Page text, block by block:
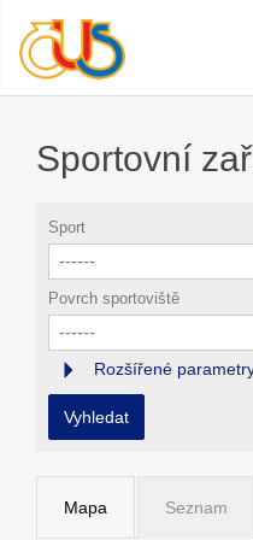
Sportovní
Sport
------
Povrch sportoviště
------
Rozšířené
Vyhledat
Mapa Seznam